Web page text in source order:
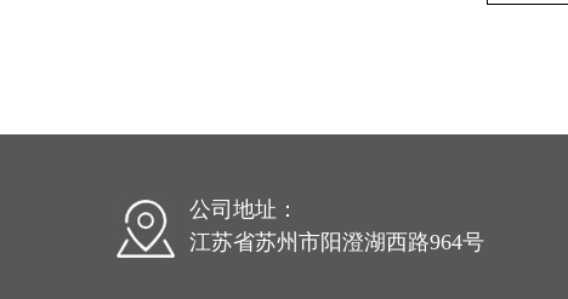
公司地址：
江苏省苏州市阳澄湖西路964号